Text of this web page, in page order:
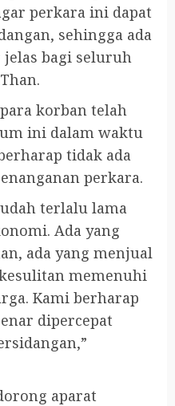
perkara ini dapat
sehingga ada
bagi seluruh
korban telah
ini dalam waktu
tidak ada
perkara.
terlalu lama
Ada yang
ada yang menjual
memenuhi
Kami berharap
dipercepat
aparat